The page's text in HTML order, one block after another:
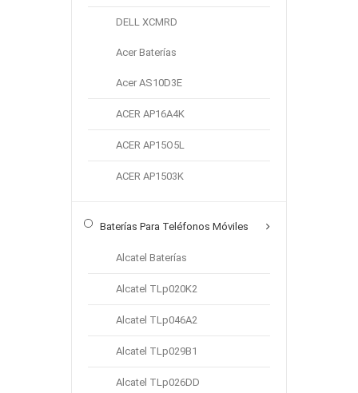
DELL XCMRD
Acer Baterías
Acer AS10D3E
ACER AP16A4K
ACER AP15O5L
ACER AP1503K
Baterías Para Teléfonos Móviles
Alcatel Baterías
Alcatel TLp020K2
Alcatel TLp046A2
Alcatel TLp029B1
Alcatel TLp026DD
€ 30 - € 49.99
€ 50 - € 70.99
€ 80 - € 119.99
€ 120 - € 149.99
€ 150 - € 199.99
€ 200 - € 229.99